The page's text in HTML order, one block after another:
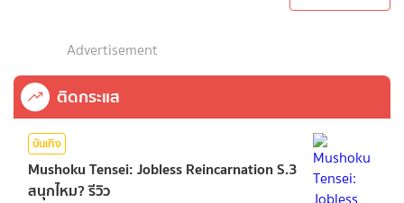
Advertisement
ติดกระแส
บันเทิง
Mushoku Tensei: Jobless Reincarnation S.3
สนุกไหม? รีวิว